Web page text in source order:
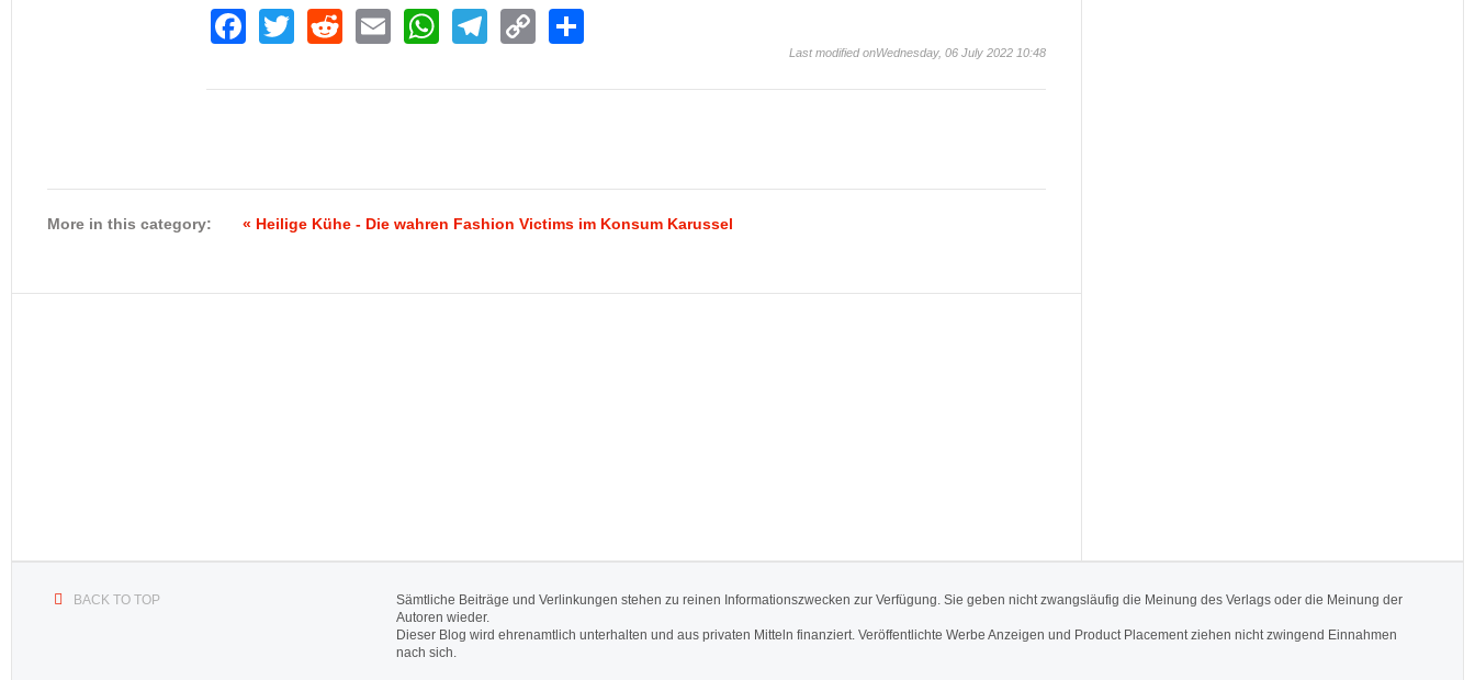
F
c
o
o
T
tt
R
d
E
ail
W
at
p
p
T
e
m
C
p
n
k
ar
Last modified onWednesday, 06 July 2022 10:48
More in this category: « Heilige Kühe - Die wahren Fashion Victims im Konsum Karussel
BACK TO TOP
Sämtliche Beiträge und Verlinkungen stehen zu reinen Informationszwecken zur Verfügung. Sie geben nicht zwangsläufig die Meinung des Verlags oder die Meinung der
Autoren wieder.
Dieser Blog wird ehrenamtlich unterhalten und aus privaten Mitteln finanziert. Veröffentlichte Werbe Anzeigen und Product Placement ziehen nicht zwingend Einnahmen
nach sich.